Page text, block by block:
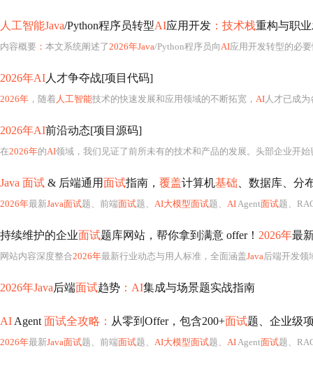
人工智能Java/Python程序员转型AI应用开发 ：技术栈重构与职
内容概要 ： 本文系统阐述了2026年Java/Python程序员向AI应用开发转型的必
2026年AI人才争夺战[项目代码]
2026年 ，随着人工智能技术的快速发展和应用领域的不断拓宽， AI人才已成
2026年AI前沿动态[项目源码]
在2026年的AI领域，我们见证了前所未有的技术和产品的发展。头部企业开
Java 面试 & 后端通用面试指南， 覆盖计算机基础 、数据库、分
2026年最新Java面试题、前端面试题、 AI大模型面试题、 AIAgent面试题、
持续维护的企业面试题库网站，帮你拿到满意 offer！ 2026年最
网站内容深度整合2026年最新行业动态与用人标准，全面涵盖Java后端开发领
2026年Java后端面试趋势 ：AI集成与场景题实战指南
AI Agent 面试全攻略： 从零到Offer，包含200+面试题、企业级
2026年最新Java面试题、前端面试题、 AI大模型面试题、 AIAgent面试题、